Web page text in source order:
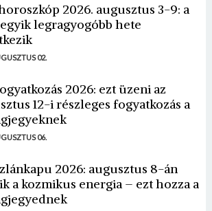
2026. augusztus 3-9: a
legragyogóbb hete
02.
2026: ezt üzeni az
12-i részleges fogyatkozás a
06.
2026: augusztus 8-án
a kozmikus energia – ezt hozza a